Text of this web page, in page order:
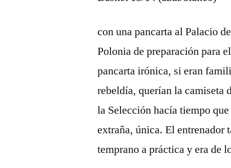
con una pancarta al Palacio
Polonia de preparación para
pancarta irónica, si eran
rebeldía, querían la camiseta
la Selección hacía tiempo
extraña, única. El entrenador
temprano a práctica y era de